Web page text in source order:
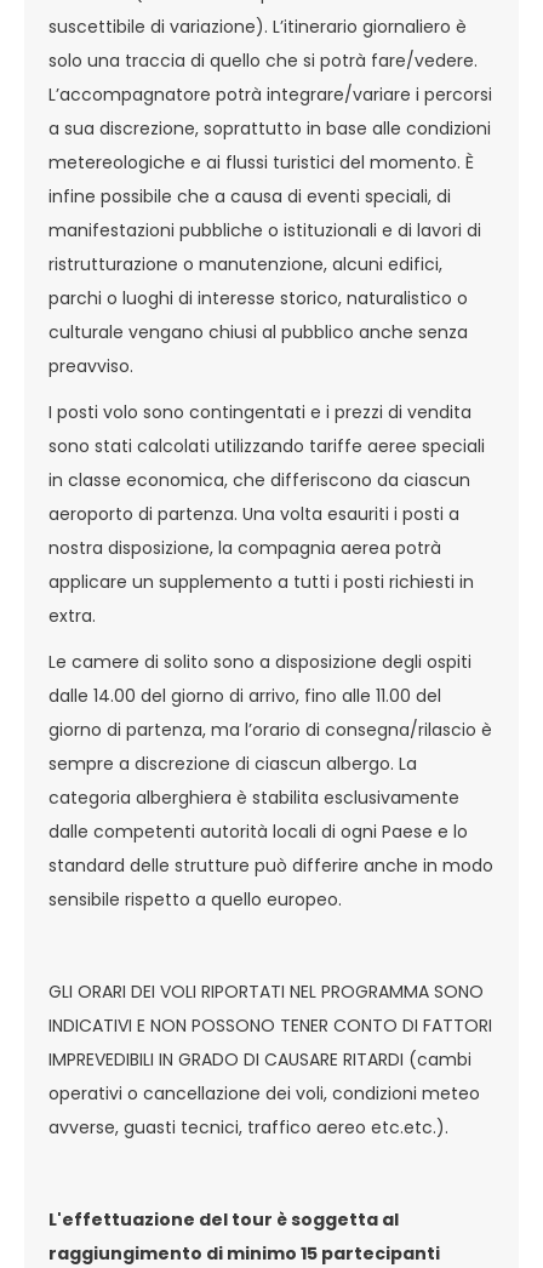
suscettibile di variazione). L’itinerario giornaliero è
solo una traccia di quello che si potrà fare/vedere.
L’accompagnatore potrà integrare/variare i percorsi
a sua discrezione, soprattutto in base alle condizioni
metereologiche e ai flussi turistici del momento. È
infine possibile che a causa di eventi speciali, di
manifestazioni pubbliche o istituzionali e di lavori di
ristrutturazione o manutenzione, alcuni edifici,
parchi o luoghi di interesse storico, naturalistico o
culturale vengano chiusi al pubblico anche senza
preavviso.
I posti volo sono contingentati e i prezzi di vendita
sono stati calcolati utilizzando tariffe aeree speciali
in classe economica, che differiscono da ciascun
aeroporto di partenza. Una volta esauriti i posti a
nostra disposizione, la compagnia aerea potrà
applicare un supplemento a tutti i posti richiesti in
extra.
Le camere di solito sono a disposizione degli ospiti
dalle 14.00 del giorno di arrivo, fino alle 11.00 del
giorno di partenza, ma l’orario di consegna/rilascio è
sempre a discrezione di ciascun albergo. La
categoria alberghiera è stabilita esclusivamente
dalle competenti autorità locali di ogni Paese e lo
standard delle strutture può differire anche in modo
sensibile rispetto a quello europeo.
GLI ORARI DEI VOLI RIPORTATI NEL PROGRAMMA SONO
INDICATIVI E NON POSSONO TENER CONTO DI FATTORI
IMPREVEDIBILI IN GRADO DI CAUSARE RITARDI (cambi
operativi o cancellazione dei voli, condizioni meteo
avverse, guasti tecnici, traffico aereo etc.etc.).
L'effettuazione del tour è soggetta al
raggiungimento di minimo 15 partecipanti